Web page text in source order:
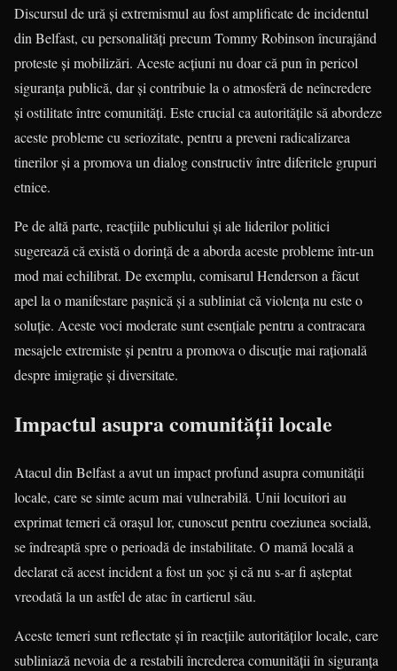
Discursul de ură și extremismul au fost amplificate de incidentul
din Belfast, cu personalități precum Tommy Robinson încurajând
proteste și mobilizări. Aceste acțiuni nu doar că pun în pericol
siguranța publică, dar și contribuie la o atmosferă de neîncredere
și ostilitate între comunități. Este crucial ca autoritățile să abordeze
aceste probleme cu seriozitate, pentru a preveni radicalizarea
tinerilor și a promova un dialog constructiv între diferitele grupuri
etnice.
Pe de altă parte, reacțiile publicului și ale liderilor politici
sugerează că există o dorință de a aborda aceste probleme într-un
mod mai echilibrat. De exemplu, comisarul Henderson a făcut
apel la o manifestare pașnică și a subliniat că violența nu este o
soluție. Aceste voci moderate sunt esențiale pentru a contracara
mesajele extremiste și pentru a promova o discuție mai rațională
despre imigrație și diversitate.
Impactul asupra comunității locale
Atacul din Belfast a avut un impact profund asupra comunității
locale, care se simte acum mai vulnerabilă. Unii locuitori au
exprimat temeri că orașul lor, cunoscut pentru coeziunea socială,
se îndreaptă spre o perioadă de instabilitate. O mamă locală a
declarat că acest incident a fost un șoc și că nu s-ar fi așteptat
vreodată la un astfel de atac în cartierul său.
Aceste temeri sunt reflectate și în reacțiile autorităților locale, care
subliniază nevoia de a restabili încrederea comunității în siguranța